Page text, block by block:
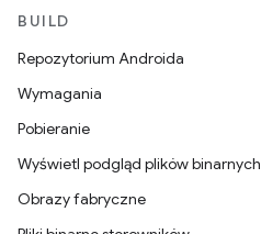
BUILD
Repozytorium Androida
Wymagania
Pobieranie
Wyświetl podgląd plików binarnych
Obrazy fabryczne